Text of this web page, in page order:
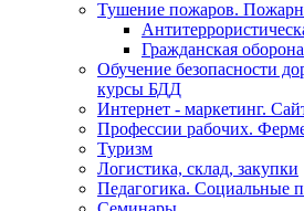
Тушение пожаров.
Гражданская оборона
Обучение безопасности
курсы БДД
Интернет - маркетинг.
Профессии рабочих.
Туризм
Логистика, склад, закупки
Педагогика. Социальные